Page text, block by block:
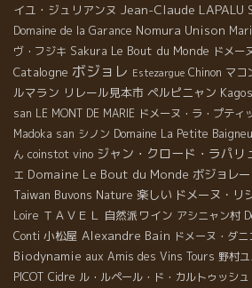
イユ・ジュリアンヌ Jean-Claude LAPALU
Domaine de la Garance Nomura Unison
ヴ・フジキ Sakura Le Bout du Monde ドメー
Catalogne ボジョレ Estezargue Chinon マコ
ルマラン リレール見本市 ペルピニャン
san LE MONT DE MARIE ドメーヌ・ラ・プティ
Madoka san シノン Domaine La Petite
ん coinstot vino ジャン・クロード・ラパリ
エ Domaine Le Bout du Monde ボジョレー
Taiwan Buvons Nature 楽しい ドメーヌ・リ
Loire ＴＡＶＥＬ 自然派ワイン アシニャン村
Conti 小松屋 Alexandre Bain ドメーヌ・ダ
Biodynamie aux Amis des Vins Tours 野村
PICOT Cidre ル・ルペール・ド・カルトゥッシュ